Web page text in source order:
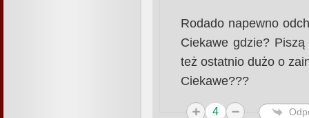
Rodado napewno
Ciekawe gdzie?
też ostatnio dużo o
Ciekawe???
4